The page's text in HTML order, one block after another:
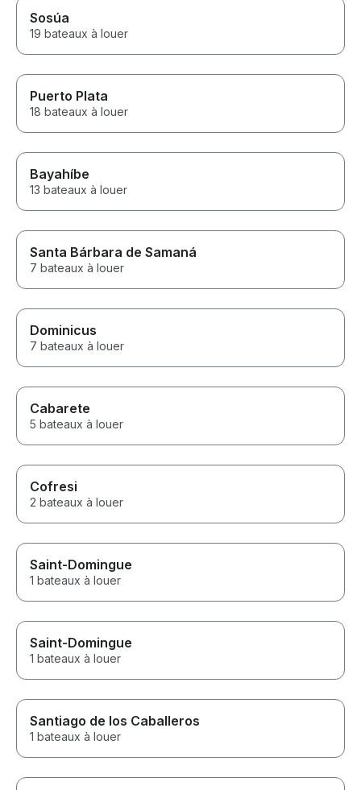
Sosúa
19 bateaux à louer
Puerto Plata
18 bateaux à louer
Bayahíbe
13 bateaux à louer
Santa Bárbara de Samaná
7 bateaux à louer
Dominicus
7 bateaux à louer
Cabarete
5 bateaux à louer
Cofresi
2 bateaux à louer
Saint-Domingue
1 bateaux à louer
Saint-Domingue
1 bateaux à louer
Santiago de los Caballeros
1 bateaux à louer